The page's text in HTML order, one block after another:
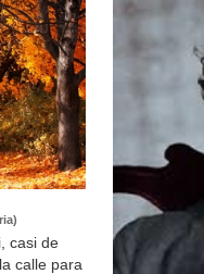
casi de
calle para